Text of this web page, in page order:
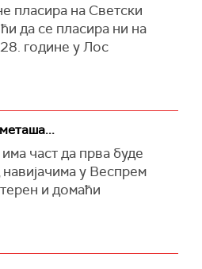
пласира на Светски
да се пласира ни на
године у Лос
има част да прва буде
у Веспрем
и домаћи